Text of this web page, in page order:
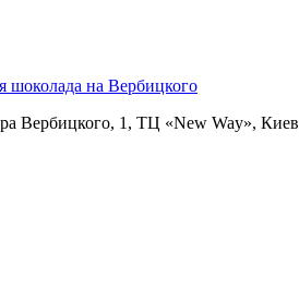
шоколада на Вербицкого
Вербицкого, 1, ТЦ «New Way», Киев